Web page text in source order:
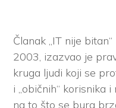
Članak „IT nije
2003, izazvao je
kruga ljudi koji se
i „običnih“ korisnika
na to što se bura